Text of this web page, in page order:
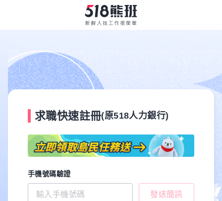
求職快速註冊(原518人力銀行)
手機號碼驗證
發送簡訊